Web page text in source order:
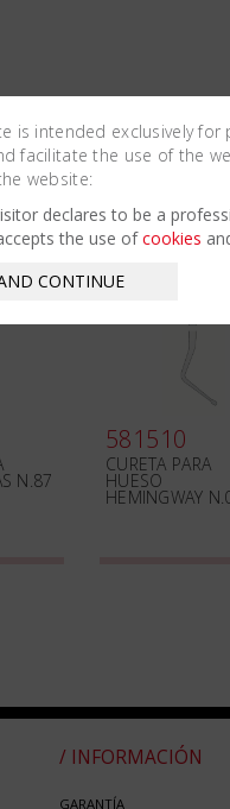
N.87
581510
CURETA PARA
HUESO
HEMINGWAY
/ INFORMACIÓN
GARANTÍA
is intended exclusively
facilitate the use of the
website:
declares to be a
the use ofcookies
CONTINUE